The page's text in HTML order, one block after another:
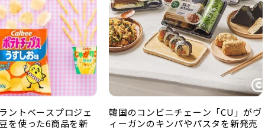
ントベースプロジェ
を使った6商品を新
韓国のコンビニチェーン「CU」がヴ
ィーガンのキンパやパスタを新発売